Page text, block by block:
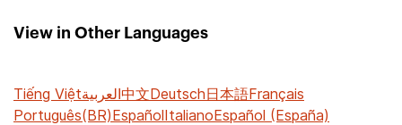
View in Other Languages
Tiếng Việtالعربية中文Deutsch日本語Français
Português(BR)EspañolItalianoEspañol (España)